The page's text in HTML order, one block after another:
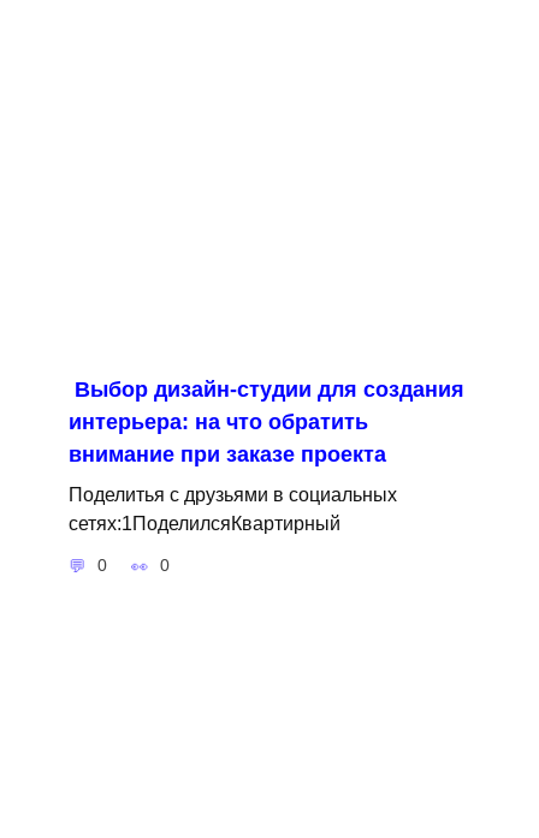
Выбор дизайн-студии для создания
интерьера: на что обратить
внимание при заказе проекта
Поделитья с друзьями в социальных
сетях:1ПоделилсяКвартирный
0 0